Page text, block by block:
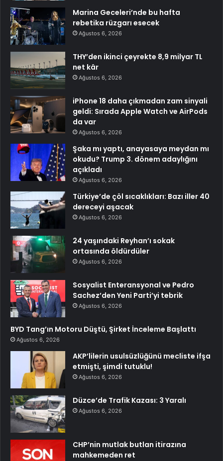
Marina Geceleri’nde bu hafta
rebetika rüzgarı esecek
Ağustos 6, 2026
THY’den ikinci çeyrekte 8,9 milyar TL
net kâr
Ağustos 6, 2026
iPhone 18 daha çıkmadan zam sinyali
geldi: Sırada Apple Watch ve AirPods
da var
Ağustos 6, 2026
Şaka mı yaptı, anayasaya meydan mı
okudu? Trump 3. dönem adaylığını
açıkladı
Ağustos 6, 2026
Türkiye’de çöl sıcaklıkları: Bazı iller 40
dereceyi aşacak
Ağustos 6, 2026
24 yaşındaki Reyhan’ı sokak
ortasında öldürdüler
Ağustos 6, 2026
Sosyalist Enteransyonal ve Pedro
Sachez’den Yeni Parti’yi tebrik
Ağustos 6, 2026
BYD Tang’ın Motoru Düştü, Şirket İnceleme Başlattı
Ağustos 6, 2026
AKP’lilerin usulsüzlüğünü mecliste ifşa
etmişti, şimdi tutuklu!
Ağustos 6, 2026
Düzce’de Trafik Kazası: 3 Yaralı
Ağustos 6, 2026
CHP’nin mutlak butlan itirazına
mahkemeden ret